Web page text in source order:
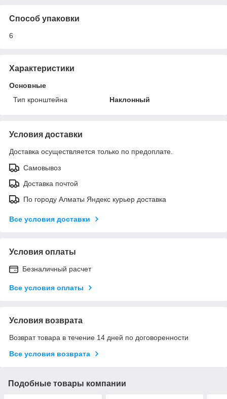
Способ упаковки
6
Характеристики
Основные
Тип кронштейна
Наклонный
Условия доставки
Доставка осуществляется только по предоплате.
Самовывоз
Доставка почтой
По городу Алматы Яндекс курьер доставка
Все условия доставки
Условия оплаты
Безналичный расчет
Все условия оплаты
Условия возврата
Возврат товара в течение 14 дней по договоренности
Все условия возврата
Подобные товары компании